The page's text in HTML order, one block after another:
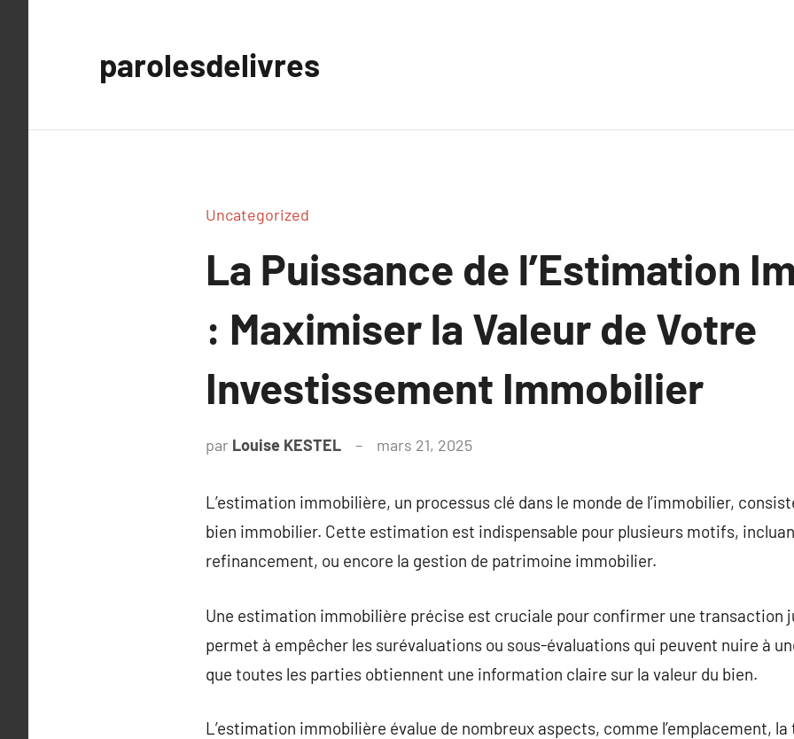
parolesdelivres
Uncategorized
La Puissance de l’Estimation
: Maximiser la Valeur de Votre
Investissement Immobilier
par Louise KESTEL mars 21, 2025
L’estimation immobilière, un processus clé dans le monde de l’immobilier,
bien immobilier. Cette estimation est indispensable pour plusieurs motifs,
refinancement, ou encore la gestion de patrimoine immobilier.
Une estimation immobilière précise est cruciale pour confirmer une transaction
permet à empêcher les surévaluations ou sous-évaluations qui peuvent nuire à
que toutes les parties obtiennent une information claire sur la valeur du bien.
L’estimation immobilière évalue de nombreux aspects, comme l’emplacement, la